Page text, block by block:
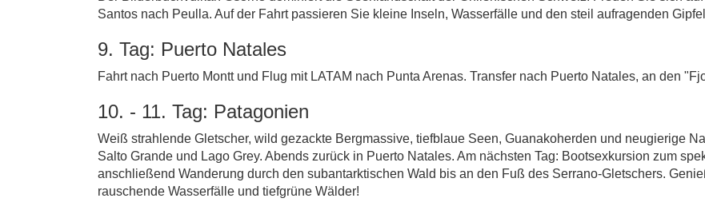
Santos nach Peulla. Auf der Fahrt passieren Sie kleine Inseln, Wasserfälle und den steil aufragenden
9. Tag: Puerto Natales
Fahrt nach Puerto Montt und Flug mit LATAM nach Punta Arenas. Transfer nach Puerto Natales, an den
10. - 11. Tag: Patagonien
Weiß strahlende Gletscher, wild gezackte Bergmassive, tiefblaue Seen, Guanakoherden und neugierige
Salto Grande und Lago Grey. Abends zurück in Puerto Natales. Am nächsten Tag: Bootsexkursion zum
anschließend Wanderung durch den subantarktischen Wald bis an den Fuß des Serrano-Gletschers.
rauschende Wasserfälle und tiefgrüne Wälder!